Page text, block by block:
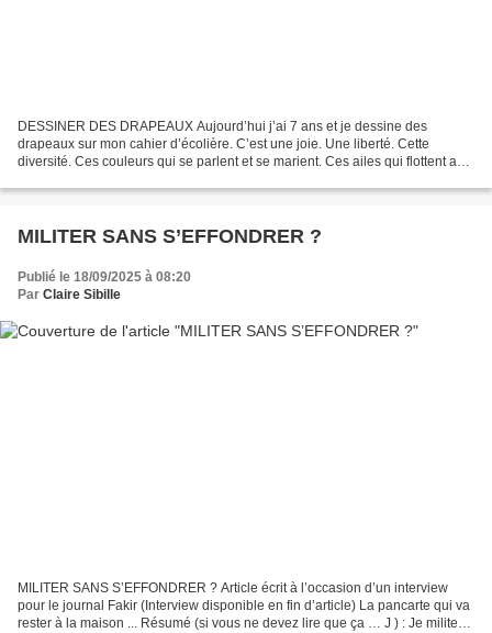
DESSINER DES DRAPEAUX Aujourd’hui j’ai 7 ans et je dessine des
drapeaux sur mon cahier d’écolière. C’est une joie. Une liberté. Cette
diversité. Ces couleurs qui se parlent et se marient. Ces ailes qui flottent au
MILITER SANS S’EFFONDRER ?
Publié le 18/09/2025 à 08:20
Par Claire Sibille
MILITER SANS S’EFFONDRER ? Article écrit à l’occasion d’un interview
pour le journal Fakir (Interview disponible en fin d’article) La pancarte qui va
rester à la maison ... Résumé (si vous ne devez lire que ça … J ) : Je milite